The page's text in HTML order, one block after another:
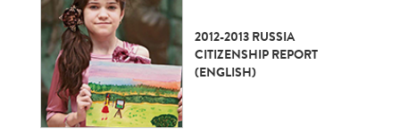
2012-2013 RUSSIA
CITIZENSHIP REPORT
(ENGLISH)